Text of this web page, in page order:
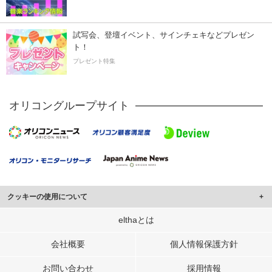
試写会、登壇イベント、サインチェキなどプレゼン
ト！
プレゼント特集
オリコングループサイト
クッキーの使用について
このサイトでは Cookie を使用して、ユーザーに合わせたコンテンツや広告の
行っています。
メディアや広告配信、データ解析の各パートナーに提供しています。
elthaとは
会社概要 個人情報保護方針
お問い合わせ 採用情報